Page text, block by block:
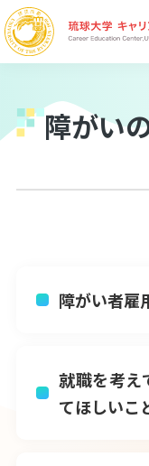
ホーム お
企業
保護者
障がい
障がい者雇
就職を考え
てほしいこ